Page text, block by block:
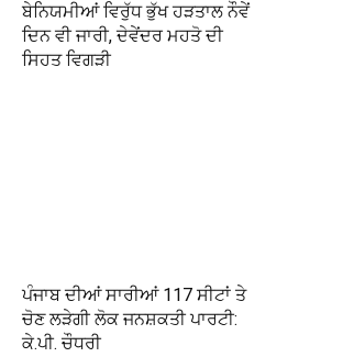
ਬੇਨਿਯਮੀਆਂ ਵਿਰੁੱਧ ਭੁੱਖ ਹੜਤਾਲ ਨੌਵੇਂ
ਦਿਨ ਵੀ ਜਾਰੀ, ਦੇਵੇਂਦਰ ਮਹਤੋ ਦੀ
ਸਿਹਤ ਵਿਗੜੀ
ਪੰਜਾਬ ਦੀਆਂ ਸਾਰੀਆਂ 117 ਸੀਟਾਂ ਤੇ
ਚੋਣ ਲੜੇਗੀ ਲੋਕ ਜਨਸ਼ਕਤੀ ਪਾਰਟੀ:
ਕੇ.ਪੀ. ਚੌਧਰੀ